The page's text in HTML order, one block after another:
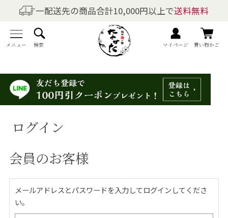
一配送先の商品合計10,000円以上で送料無料
メニュー 検索 マイページ 買い物かご
商品を探す
全商品一覧
梅干しの商品一覧
梅酒の商品一覧
梅製品・その他の商品一覧
メニュー
トップページ
マイページ
ログイン
会員のお客様
メールアドレスとパスワードを入力してログインしてくださ
い。